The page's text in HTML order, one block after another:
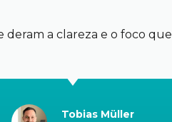
para aprimorar seu transe e
deram a clareza e o foco
Tobias Müller